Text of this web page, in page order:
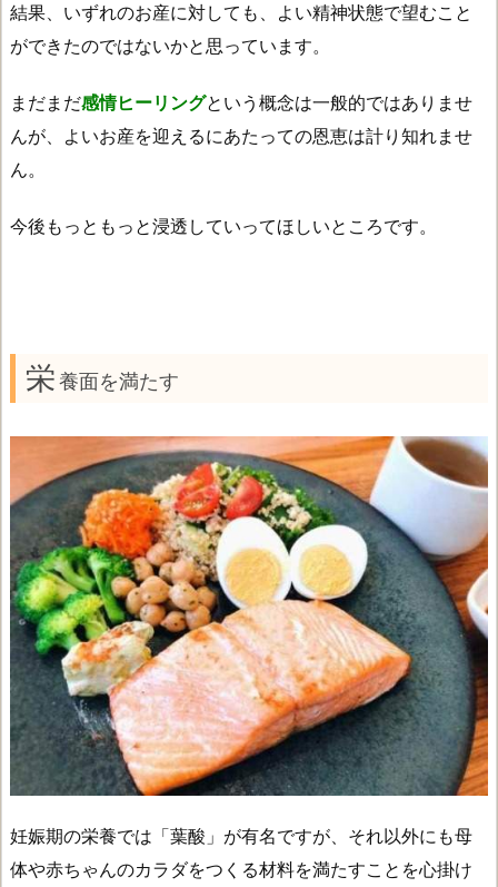
結果、いずれのお産に対しても、よい精神状態で望むこと
ができたのではないかと思っています。
まだまだ感情ヒーリングという概念は一般的ではありませ
んが、よいお産を迎えるにあたっての恩恵は計り知れませ
ん。
今後もっともっと浸透していってほしいところです。
栄養面を満たす
妊娠期の栄養では「葉酸」が有名ですが、それ以外にも母
体や赤ちゃんのカラダをつくる材料を満たすことを心掛け